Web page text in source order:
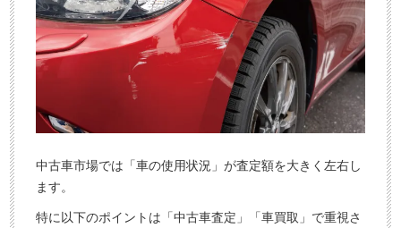
中古車市場では「車の使用状況」が査定額を大きく左右し
ます。
特に以下のポイントは「中古車査定」「車買取」で重視さ